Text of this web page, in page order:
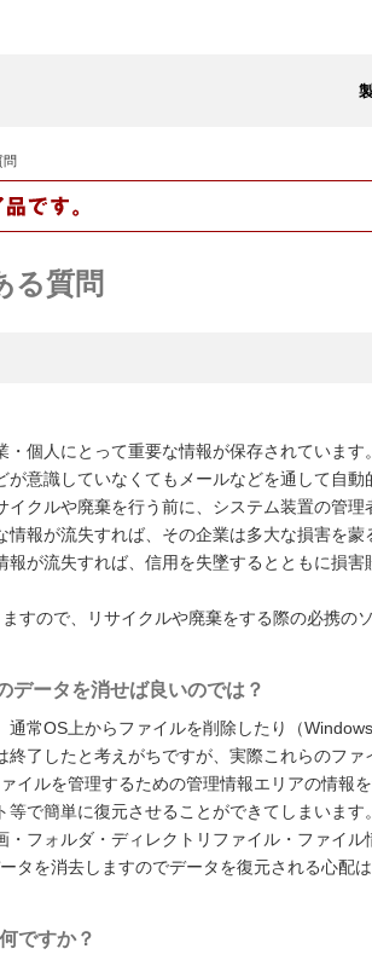
問
る質問
個人にとって重要な情報が保存されています。
意識していなくてもメールなどを通して自動
クルや廃棄を行う前に、システム装置の管理
報が流失すれば、その企業は多大な損害を蒙
が流失すれば、信用を失墜するとともに損害
すので、リサイクルや廃棄をする際の必携のソ
データを消せば良いのでは？
常OS上からファイルを削除したり（Windows
了したと考えがちですが、実際これらのファ
イルを管理するための管理情報エリアの情報
で簡単に復元させることができてしまいます。
・フォルダ・ディレクトリファイル・ファイル
タを消去しますのでデータを復元される心配
ですか？